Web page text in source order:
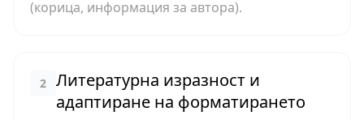
(корица, информация за автора).
2
Литературна изразност и
адаптиране на форматирането